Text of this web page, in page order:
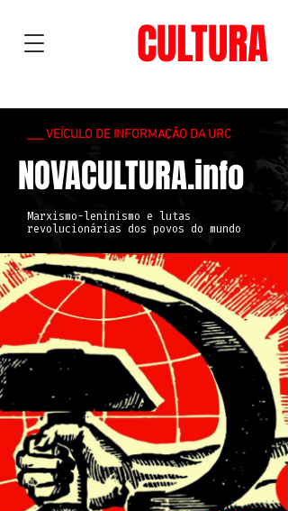
CULTURA
___ VEÍCULO DE INFORMAÇÃO DA URC
NOVACULTURA.info
Marxismo-leninismo e lutas
revolucionárias dos povos do mundo